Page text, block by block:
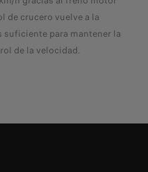
de crucero vuelve a la
para mantener la
de la velocidad.